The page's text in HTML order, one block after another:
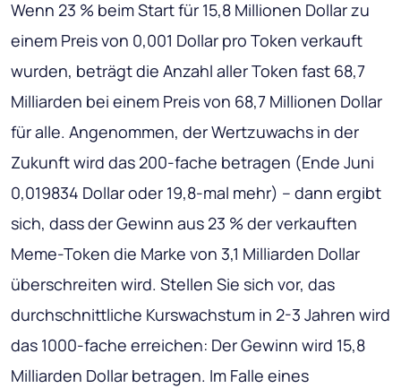
Wenn 23 % beim Start für 15,8 Millionen Dollar zu
einem Preis von 0,001 Dollar pro Token verkauft
wurden, beträgt die Anzahl aller Token fast 68,7
Milliarden bei einem Preis von 68,7 Millionen Dollar
für alle. Angenommen, der Wertzuwachs in der
Zukunft wird das 200-fache betragen (Ende Juni
0,019834 Dollar oder 19,8-mal mehr) – dann ergibt
sich, dass der Gewinn aus 23 % der verkauften
Meme-Token die Marke von 3,1 Milliarden Dollar
überschreiten wird. Stellen Sie sich vor, das
durchschnittliche Kurswachstum in 2-3 Jahren wird
das 1000-fache erreichen: Der Gewinn wird 15,8
Milliarden Dollar betragen. Im Falle eines